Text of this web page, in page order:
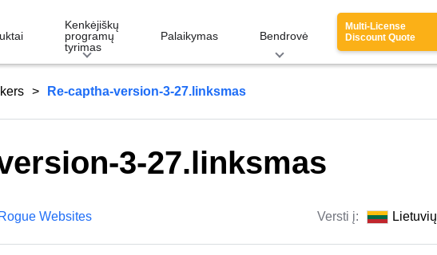
Kenkėjiškų
programų
tyrimas
Palaikymas Bendrovė
Multi-License
Discount Quote
Re-captha-version-3-27.linksmas
3-27.linksmas
Rogue Websites Versti į: Lietuvių